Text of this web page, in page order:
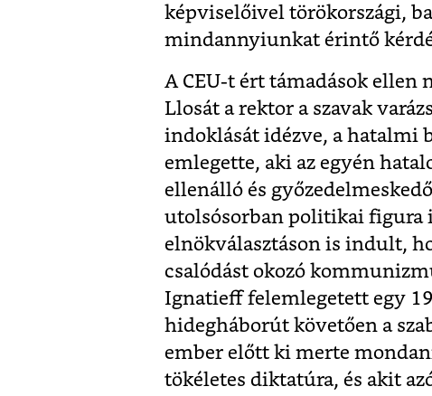
képviselőivel törökországi,
mindannyiunkat érintő
A CEU-t ért támadások ellen
Llosát a rektor a szavak
indoklását idézve, a hatalmi
emlegette, aki az egyén
ellenálló és
utolsósorban politikai figura
elnökválasztáson is indult,
csalódást okozó
Ignatieff felemlegetett egy
hidegháborút követően a
ember előtt ki merte
tökéletes diktatúra, és akit